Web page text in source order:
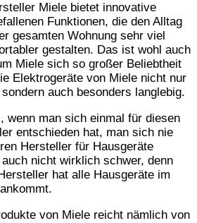
Miele bietet innovative
Funktionen, die den Alltag
gesamten Wohnung sehr viel
gestalten. Das ist wohl auch
Miele sich so großer Beliebtheit
Elektrogeräte von Miele nicht nur
auch besonders langlebig.
wenn man sich einmal für diesen
entschieden hat, man sich nie
Hersteller für Hausgeräte
nicht wirklich schwer, denn
hat alle Hausgeräte im
von Miele reicht nämlich von